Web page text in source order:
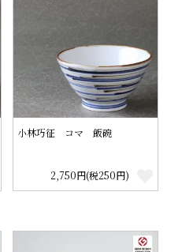
小林巧征 コマ 飯碗
2,750円(税250円)